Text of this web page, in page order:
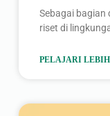
Sebagai bagian
riset di
PELAJARI